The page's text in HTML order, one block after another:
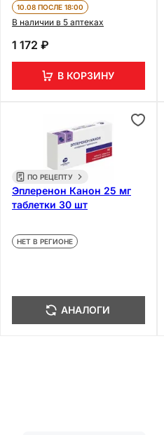
10.08 ПОСЛЕ 18:00
В наличии в 5 аптеках
1 172 ₽
В КОРЗИНУ
ПО РЕЦЕПТУ
Эплеренон Канон 25 мг
таблетки 30 шт
НЕТ В РЕГИОНЕ
АНАЛОГИ